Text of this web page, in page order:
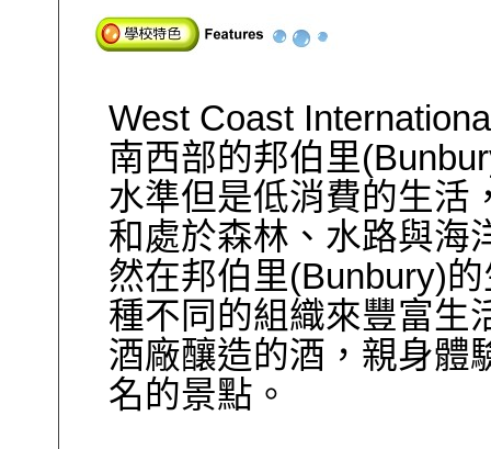
West Coast
南西部的邦伯里
水準但是低消費的生活
和處於森林、水路與海
然在邦伯里(Bunbury)
種不同的組織來豐富生
酒廠釀造的酒，親身
名的景點。